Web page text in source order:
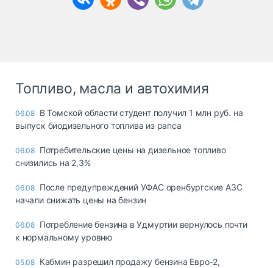
Топливо, масла и автохимия
06.08 В Томской области студент получил 1 млн руб. на
выпуск биодизельного топлива из рапса
06.08 Потребительские цены на дизельное топливо
снизились на 2,3%
06.08 После предупреждений УФАС оренбургские АЗС
начали снижать цены на бензин
06.08 Потребление бензина в Удмуртии вернулось почти
к нормальному уровню
05.08 Кабмин разрешил продажу бензина Евро-2,